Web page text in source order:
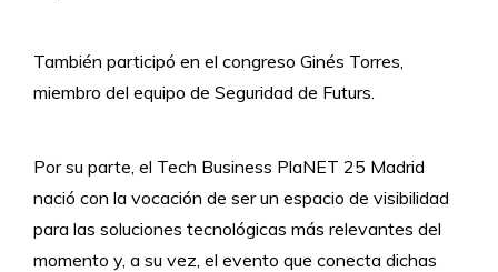
También participó en el congreso Ginés Torres,
miembro del equipo de Seguridad de Futurs.
Por su parte, el Tech Business PlaNET 25 Madrid
nació con la vocación de ser un espacio de visibilidad
para las soluciones tecnológicas más relevantes del
momento y, a su vez, el evento que conecta dichas